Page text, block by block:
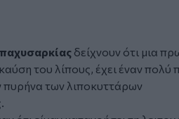
παχυσαρκίας δείχνουν ότι μια
του λίπους, έχει έναν πολύ
των λιποκυττάρων